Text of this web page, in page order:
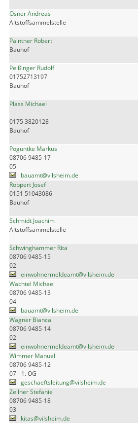
Osner Andreas
Altstoffsammelstelle
Paintner Robert
Bauhof
Peißinger Rudolf
01752713197
Bauhof
Plass Michael
0175 3820128
Bauhof
Poguntke Markus
08706 9485-17
05
bauamt@vilsheim.de
Roppert Josef
0151 51043086
Bauhof
Schmidt Joachim
Altstoffsammelstelle
Schwinghammer Rita
08706 9485-15
02
einwohnermeldeamt@vilsheim.de
Wachtel Michael
08706 9485-13
04
bauamt@vilsheim.de
Wagner Bianca
08706 9485-14
02
einwohnermeldeamt@vilsheim.de
Wimmer Manuel
08706 9485-12
07 - 1. OG
geschaeftsleitung@vilsheim.de
Zellner Stefanie
08706 9485-18
03
kitas@vilsheim.de